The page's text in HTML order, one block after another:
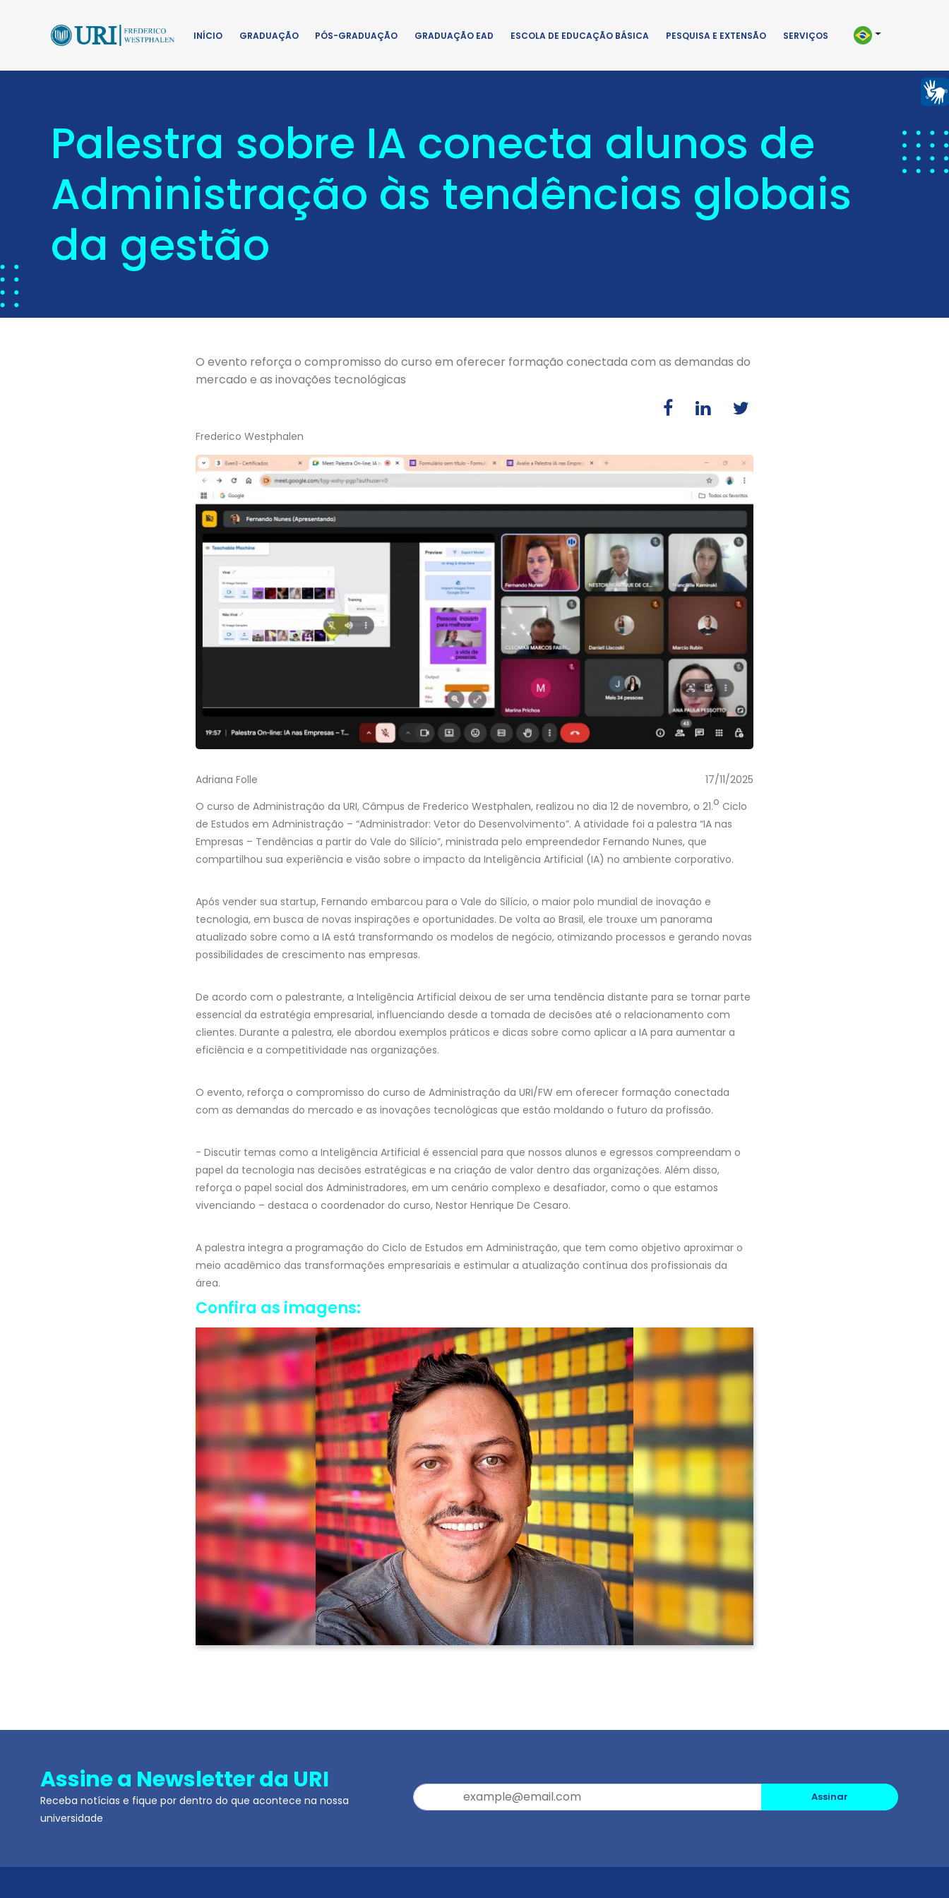
INÍCIO GRADUAÇÃO PÓS-GRADUAÇÃO GRADUAÇÃO EAD ESCOLA DE EDUCAÇÃO BÁSICA PESQUISA E EXTENSÃO SERVIÇOS
Palestra sobre IA conecta alunos de
Administração às tendências globais
da gestão
O evento reforça o compromisso do curso em oferecer formação conectada com as demandas do
mercado e as inovações tecnológicas
Frederico Westphalen
Adriana Folle
17/11/2025
O curso de Administração da URI, Câmpus de Frederico Westphalen, realizou no dia 12 de novembro, o 21.o Ciclo
de Estudos em Administração – “Administrador: Vetor do Desenvolvimento”. A atividade foi a palestra “IA nas
Empresas – Tendências a partir do Vale do Silício”, ministrada pelo empreendedor Fernando Nunes, que
compartilhou sua experiência e visão sobre o impacto da Inteligência Artificial (IA) no ambiente corporativo.
Após vender sua startup, Fernando embarcou para o Vale do Silício, o maior polo mundial de inovação e
tecnologia, em busca de novas inspirações e oportunidades. De volta ao Brasil, ele trouxe um panorama
atualizado sobre como a IA está transformando os modelos de negócio, otimizando processos e gerando novas
possibilidades de crescimento nas empresas.
De acordo com o palestrante, a Inteligência Artificial deixou de ser uma tendência distante para se tornar parte
essencial da estratégia empresarial, influenciando desde a tomada de decisões até o relacionamento com
clientes. Durante a palestra, ele abordou exemplos práticos e dicas sobre como aplicar a IA para aumentar a
eficiência e a competitividade nas organizações.
O evento, reforça o compromisso do curso de Administração da URI/FW em oferecer formação conectada
com as demandas do mercado e as inovações tecnológicas que estão moldando o futuro da profissão.
- Discutir temas como a Inteligência Artificial é essencial para que nossos alunos e egressos compreendam o
papel da tecnologia nas decisões estratégicas e na criação de valor dentro das organizações. Além disso,
reforça o papel social dos Administradores, em um cenário complexo e desafiador, como o que estamos
vivenciando – destaca o coordenador do curso, Nestor Henrique De Cesaro.
A palestra integra a programação do Ciclo de Estudos em Administração, que tem como objetivo aproximar o
meio acadêmico das transformações empresariais e estimular a atualização contínua dos profissionais da
área.
Confira as imagens:
Assine a Newsletter da URI
Receba notícias e fique por dentro do que acontece na nossa
universidade
Assinar